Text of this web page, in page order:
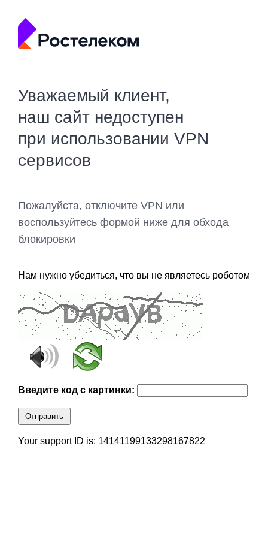
Уважаемый клиент,
наш сайт недоступен
при использовании VPN
сервисов
Пожалуйста, отключите VPN или
воспользуйтесь формой ниже для обхода
блокировки
Нам нужно убедиться, что вы не являетесь роботом
Введите код с картинки:
Отправить
Your support ID is: 14141199133298167822